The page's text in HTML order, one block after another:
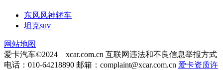
东风风神轿车
坦克suv
网站地图
爱卡汽车©2024 xcar.com.cn 互联网违法和不良信息举报方式
电话：010-64218890 邮箱： complaint@xcar.com.cn 爱卡资质许